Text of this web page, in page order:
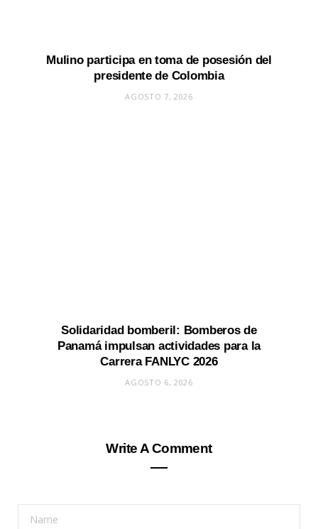
Mulino participa en toma de posesión del
presidente de Colombia
AGOSTO 7, 2026
Solidaridad bomberil: Bomberos de
Panamá impulsan actividades para la
Carrera FANLYC 2026
AGOSTO 6, 2026
Write A Comment